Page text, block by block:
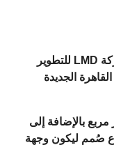
شركة LMD للتطوير
الجديدة
بالإضافة إلى
ليكون وجهة